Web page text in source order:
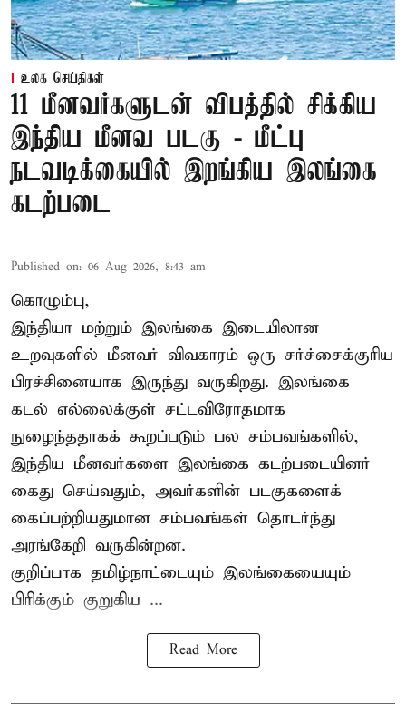
உலக செய்திகள்
11 மீனவர்களுடன் விபத்தில் சிக்கிய
இந்திய மீனவ படகு - மீட்பு
நடவடிக்கையில் இறங்கிய இலங்கை
கடற்படை
Published on: 06 Aug 2026, 8:43 am
கொழும்பு,
இந்தியா மற்றும் இலங்கை இடையிலான
உறவுகளில் மீனவர் விவகாரம் ஒரு சர்ச்சைக்குரிய
பிரச்சினையாக இருந்து வருகிறது. இலங்கை
கடல் எல்லைக்குள் சட்டவிரோதமாக
நுழைந்ததாகக் கூறப்படும் பல சம்பவங்களில்,
இந்திய மீனவர்களை இலங்கை கடற்படையினர்
கைது செய்வதும், அவர்களின் படகுகளைக்
கைப்பற்றியதுமான சம்பவங்கள் தொடர்ந்து
அரங்கேறி வருகின்றன.
குறிப்பாக தமிழ்நாட்டையும் இலங்கையையும்
பிரிக்கும் குறுகிய ...
Read More